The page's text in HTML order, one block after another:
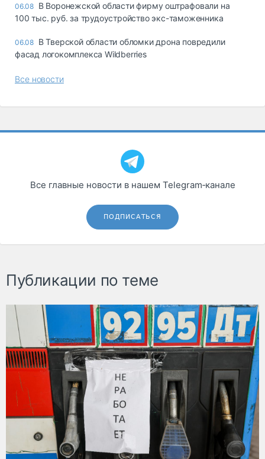
06.08 В Воронежской области фирму оштрафовали на
100 тыс. руб. за трудоустройство экс-таможенника
06.08 В Тверской области обломки дрона повредили
фасад логокомплекса Wildberries
Все новости
Все главные новости в нашем Telegram‑канале
ПОДПИСАТЬСЯ
Публикации по теме